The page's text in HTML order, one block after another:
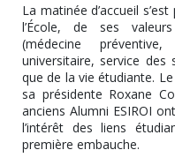
La matinée d’accueil
l’École, de ses
(médecine
universitaire, service des
que de la vie étudiante.
sa présidente Roxane
anciens Alumni ESIROI
l’intérêt des liens
première embauche.